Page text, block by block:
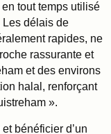
tout temps utilisé
Les délais de
rapides, ne
rassurante et
et des environs
halal, renforçant
».
bénéficier d’un